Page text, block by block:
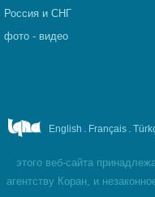
Россия и СНГ
фото - видео
English . Français .
этого веб-сайта
агентству Коран, и